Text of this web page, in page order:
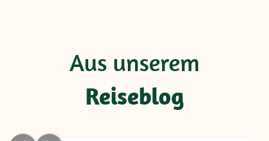
Aus unserem
Reiseblog